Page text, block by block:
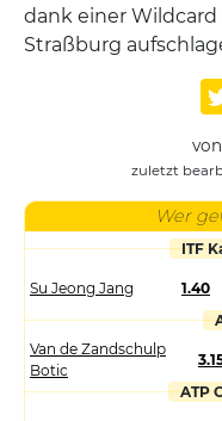
dank einer Wildcard
Straßburg
zuletzt
Wer
ITF
Su Jeong Jang 1.40
Van de Zandschulp
Botic
ATP